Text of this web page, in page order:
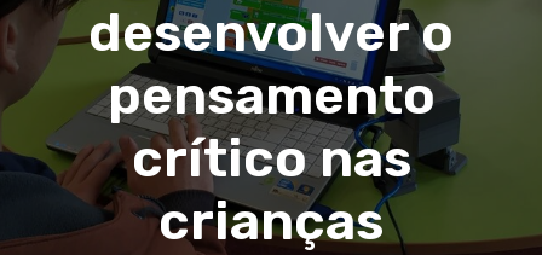
desenvolver o
pensamento
crítico nas
crianças